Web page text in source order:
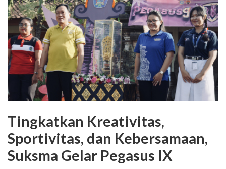
Tingkatkan Kreativitas,
Sportivitas, dan Kebersamaan,
Suksma Gelar Pegasus IX